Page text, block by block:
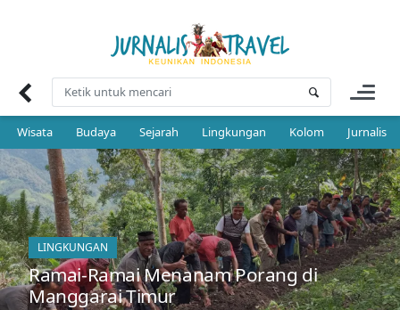
Wisata Budaya Sejarah Lingkungan Kolom Jurnalis
LINGKUNGAN
Ramai-Ramai Menanam Porang di
Manggarai Timur